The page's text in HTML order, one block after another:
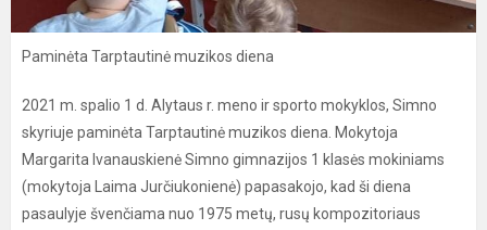
Paminėta Tarptautinė muzikos diena
2021 m. spalio 1 d. Alytaus r. meno ir sporto mokyklos, Simno
skyriuje paminėta Tarptautinė muzikos diena. Mokytoja
Margarita Ivanauskienė Simno gimnazijos 1 klasės mokiniams
(mokytoja Laima Jurčiukonienė) papasakojo, kad ši diena
pasaulyje švenčiama nuo 1975 metų, rusų kompozitoriaus